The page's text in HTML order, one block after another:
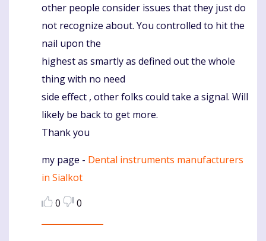
other people consider issues that they just do
not recognize about. You controlled to hit the
nail upon the
highest as smartly as defined out the whole
thing with no need
side effect , other folks could take a signal. Will
likely be back to get more.
Thank you
my page - Dental instruments manufacturers
in Sialkot
0
0